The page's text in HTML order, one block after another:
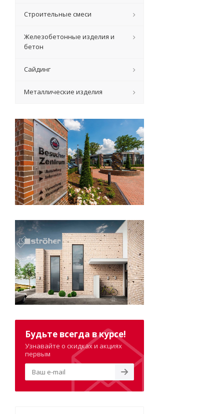
Строительные смеси
Железобетонные изделия и
бетон
Сайдинг
Металлические изделия
Будьте всегда в курсе!
Узнавайте о скидках и акциях
первым